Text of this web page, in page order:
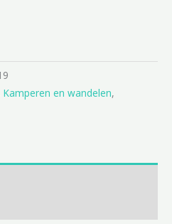
Kamperen en wandelen,